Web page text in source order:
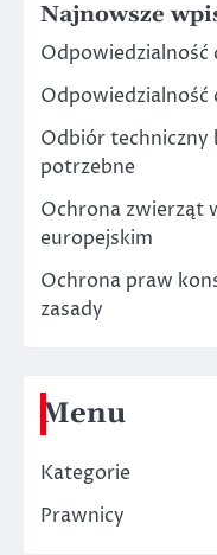
Najnowsze
Odpowiedzialność
Odpowiedzialność
Odbiór techniczny
potrzebne
Ochrona zwierząt
europejskim
Ochrona praw
zasady
Menu
Kategorie
Prawnicy